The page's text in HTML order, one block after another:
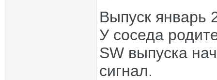
Выпуск январь
У соседа
SW выпуска
сигнал.